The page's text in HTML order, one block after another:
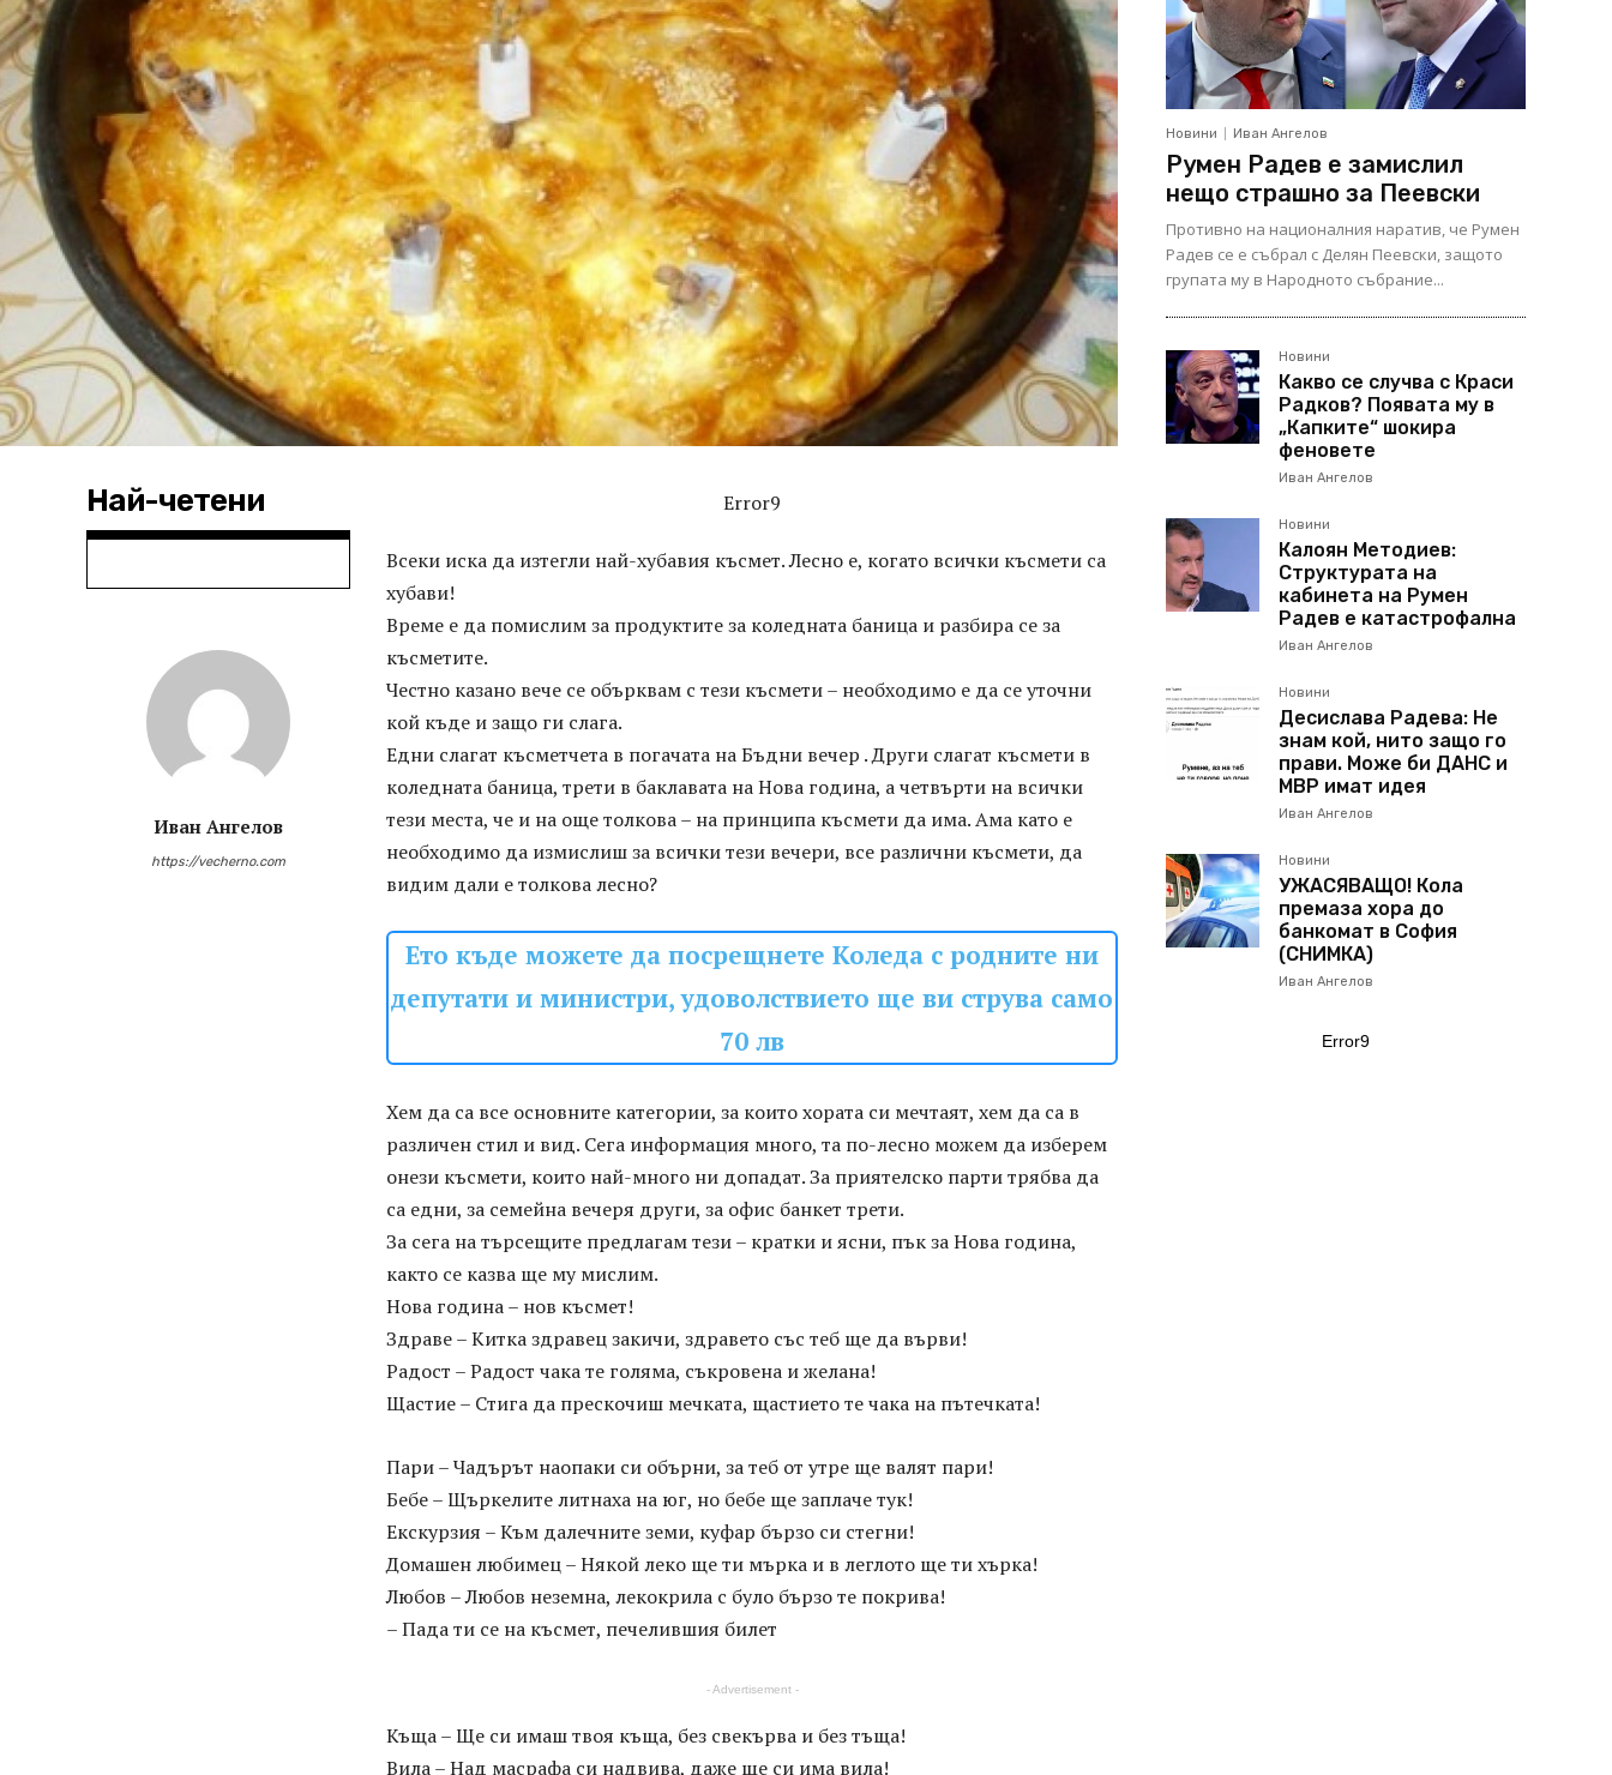
Най-четени
Иван Ангелов
https://vecherno.com
Error9
Всеки иска да изтегли най-хубавия късмет. Лесно е, когато всички късмети са
хубави!
Време е да помислим за продуктите за коледната баница и разбира се за
късметите.
Честно казано вече се обърквам с тези късмети – необходимо е да се уточни
кой къде и защо ги слага.
Едни слагат късметчета в погачата на Бъдни вечер . Други слагат късмети в
коледната баница, трети в баклавата на Нова година, а четвърти на всички
тези места, че и на още толкова – на принципа късмети да има. Ама като е
необходимо да измислиш за всички тези вечери, все различни късмети, да
видим дали е толкова лесно?
Ето къде можете да посрещнете Коледа с родните ни
депутати и министри, удоволствието ще ви струва само
70 лв
Хем да са все основните категории, за които хората си мечтаят, хем да са в
различен стил и вид. Сега информация много, та по-лесно можем да изберем
онези късмети, които най-много ни допадат. За приятелско парти трябва да
са едни, за семейна вечеря други, за офис банкет трети.
За сега на търсещите предлагам тези – кратки и ясни, пък за Нова година,
както се казва ще му мислим.
Нова година – нов късмет!
Здраве – Китка здравец закичи, здравето със теб ще да върви!
Радост – Радост чака те голяма, съкровена и желана!
Щастие – Стига да прескочиш мечката, щастието те чака на пътечката!
Пари – Чадърът наопаки си обърни, за теб от утре ще валят пари!
Бебе – Щъркелите литнаха на юг, но бебе ще заплаче тук!
Екскурзия – Към далечните земи, куфар бързо си стегни!
Домашен любимец – Някой леко ще ти мърка и в леглото ще ти хърка!
Любов – Любов неземна, лекокрила с було бързо те покрива!
– Пада ти се на късмет, печелившия билет
- Advertisement -
Къща – Ще си имаш твоя къща, без свекърва и без тъща!
Вила – Над масрафа си надвива, даже ще си има вила!
Новини Иван Ангелов
Румен Радев е замислил
нещо страшно за Пеевски
Противно на националния наратив, че Румен
Радев се е събрал с Делян Пеевски, защото
групата му в Народното събрание...
Новини
Какво се случва с Краси
Радков? Появата му в
„Капките“ шокира
феновете
Иван Ангелов
Новини
Калоян Методиев:
Структурата на
кабинета на Румен
Радев е катастрофална
Иван Ангелов
Новини
Десислава Радева: Не
знам кой, нито защо го
прави. Може би ДАНС и
МВР имат идея
Иван Ангелов
Новини
УЖАСЯВАЩО! Кола
премаза хора до
банкомат в София
(СНИМКА)
Иван Ангелов
Error9